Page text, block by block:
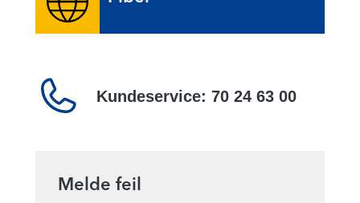
Kundeservice: 70 24 63 00
Melde feil